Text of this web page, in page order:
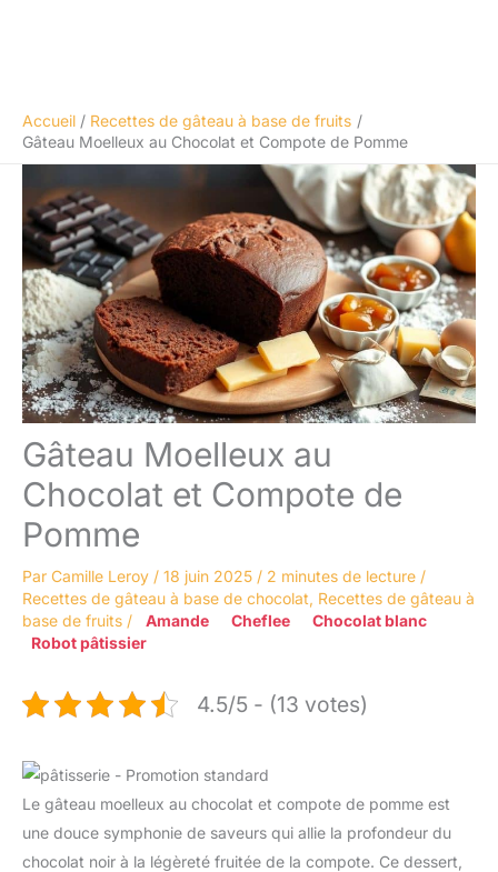
Accueil
Recettes de gâteau à base de fruits
Gâteau Moelleux au Chocolat et Compote de Pomme
Gâteau Moelleux au
Chocolat et Compote de
Pomme
Par Camille Leroy / 18 juin 2025 / 2 minutes de lecture /
Recettes de gâteau à base de chocolat, Recettes de gâteau à
base de fruits / Amande Cheflee
Chocolat blanc
Robot pâtissier
4.5/5 - (13 votes)
Le gâteau moelleux au chocolat et compote de pomme est
une douce symphonie de saveurs qui allie la profondeur du
chocolat noir à la légèreté fruitée de la compote. Ce dessert,